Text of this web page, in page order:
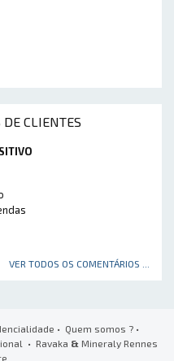
DE CLIENTES
VER TODOS OS COMENTÁRIOS ...
• Quem somos ?•
• Ravaka & Mineraly Rennes